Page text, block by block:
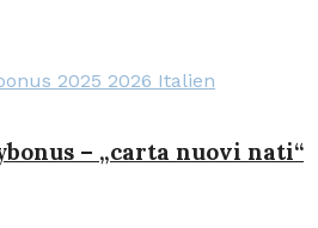
– „carta nuovi nati“